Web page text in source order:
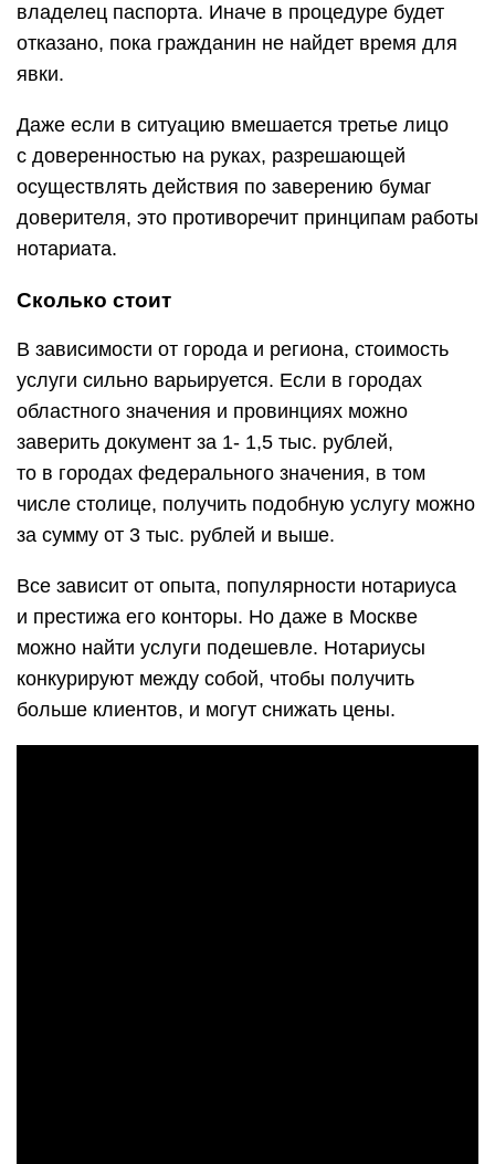
владелец паспорта. Иначе в процедуре будет
отказано, пока гражданин не найдет время для
явки.
Даже если в ситуацию вмешается третье лицо
с доверенностью на руках, разрешающей
осуществлять действия по заверению бумаг
доверителя, это противоречит принципам работы
нотариата.
Сколько стоит
В зависимости от города и региона, стоимость
услуги сильно варьируется. Если в городах
областного значения и провинциях можно
заверить документ за 1- 1,5 тыс. рублей,
то в городах федерального значения, в том
числе столице, получить подобную услугу можно
за сумму от 3 тыс. рублей и выше.
Все зависит от опыта, популярности нотариуса
и престижа его конторы. Но даже в Москве
можно найти услуги подешевле. Нотариусы
конкурируют между собой, чтобы получить
больше клиентов, и могут снижать цены.